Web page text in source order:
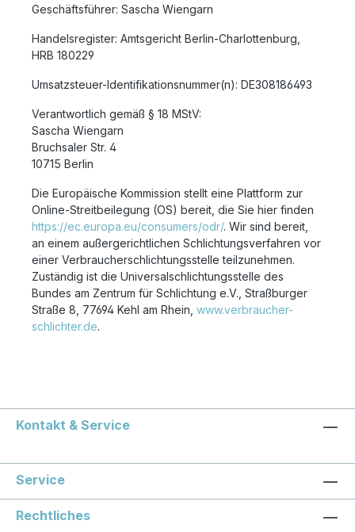
Geschäftsführer: Sascha Wiengarn
Handelsregister: Amtsgericht Berlin-Charlottenburg,
HRB 180229
Umsatzsteuer-Identifikationsnummer(n): DE308186493
Verantwortlich gemäß § 18 MStV:
Sascha Wiengarn
Bruchsaler Str. 4
10715 Berlin
Die Europäische Kommission stellt eine Plattform zur
Online-Streitbeilegung (OS) bereit, die Sie hier finden
https://ec.europa.eu/consumers/odr/. Wir sind bereit,
an einem außergerichtlichen Schlichtungsverfahren vor
einer Verbraucherschlichtungsstelle teilzunehmen.
Zuständig ist die Universalschlichtungsstelle des
Bundes am Zentrum für Schlichtung e.V., Straßburger
Straße 8, 77694 Kehl am Rhein, www.verbraucher-
schlichter.de.
Kontakt & Service
Service
Rechtliches